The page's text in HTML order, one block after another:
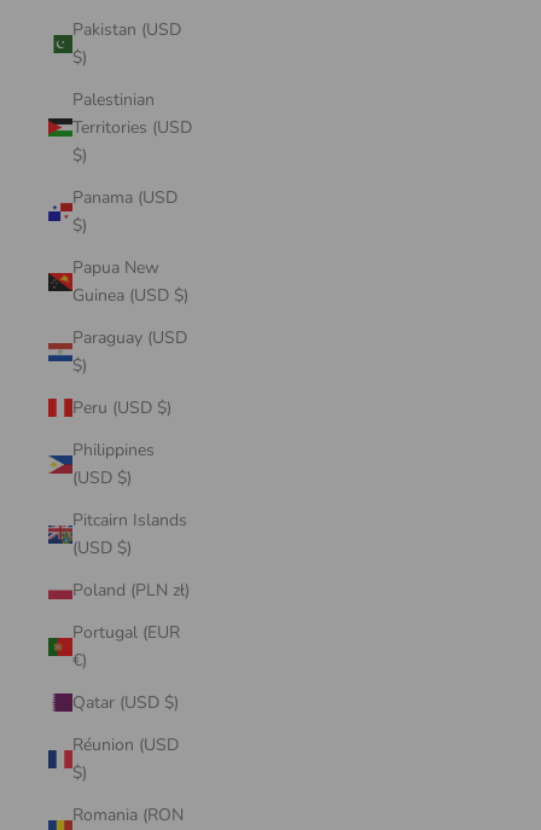
Pakistan (USD
$)
Palestinian
Territories (USD
$)
Panama (USD
$)
Papua New
Guinea (USD $)
Paraguay (USD
$)
Peru (USD $)
Philippines
(USD $)
Pitcairn Islands
(USD $)
Poland (PLN zł)
Portugal (EUR
€)
Qatar (USD $)
Réunion (USD
$)
Romania (RON